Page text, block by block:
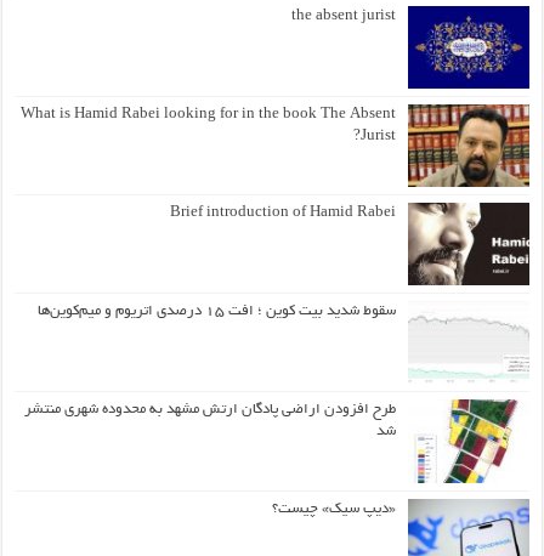
the absent jurist
What is Hamid Rabei looking for in the book The Absent
Jurist?
Brief introduction of Hamid Rabei
سقوط شدید بیت کوین ؛ افت ۱۵ درصدی اتریوم و میم‌کوین‌ها
طرح افزودن اراضی پادگان ارتش مشهد به محدوده شهری منتشر
شد
«دیپ سیک» چیست؟